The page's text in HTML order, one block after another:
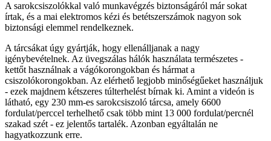
A sarokcsiszolókkal való munkavégzés biztonságáról már sokat
írtak, és a mai elektromos kézi és betétszerszámok nagyon sok
biztonsági elemmel rendelkeznek.
A tárcsákat úgy gyártják, hogy ellenálljanak a nagy
igénybevételnek. Az üvegszálas hálók használata természetes -
kettőt használnak a vágókorongokban és hármat a
csiszolókorongokban. Az elérhető legjobb minőségűeket használjuk
- ezek majdnem kétszeres túlterhelést bírnak ki. Amint a videón is
látható, egy 230 mm-es sarokcsiszoló tárcsa, amely 6600
fordulat/perccel terhelhető csak több mint 13 000 fordulat/percnél
szakad szét - ez jelentős tartalék. Azonban egyáltalán ne
hagyatkozzunk erre.